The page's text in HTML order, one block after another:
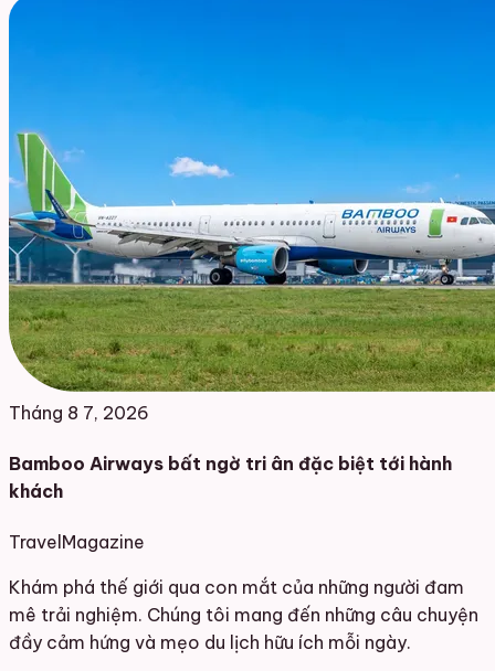
Tháng 8 7, 2026
Bamboo Airways bất ngờ tri ân đặc biệt tới hành
khách
Travel Magazine
Khám phá thế giới qua con mắt của những người đam
mê trải nghiệm. Chúng tôi mang đến những câu chuyện
đầy cảm hứng và mẹo du lịch hữu ích mỗi ngày.